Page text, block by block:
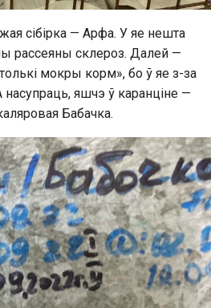
сібірка — Арфа. У яе нешта
рассеяны склероз. Далей —
мокры корм», бо ў яе з-за
насупраць, яшчэ ў каранціне —
Бабачка.